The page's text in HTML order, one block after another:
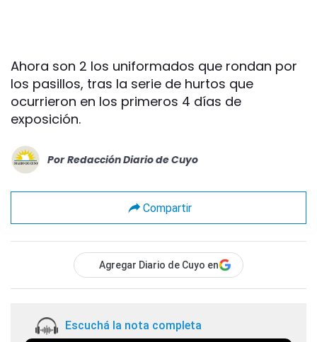
Ahora son 2 los uniformados que rondan por
los pasillos, tras la serie de hurtos que
ocurrieron en los primeros 4 días de
exposición.
Por Redacción Diario de Cuyo
Compartir
Agregar Diario de Cuyo en
Escuchá la nota completa